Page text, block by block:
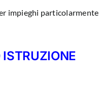
impieghi
ISTRUZIONE